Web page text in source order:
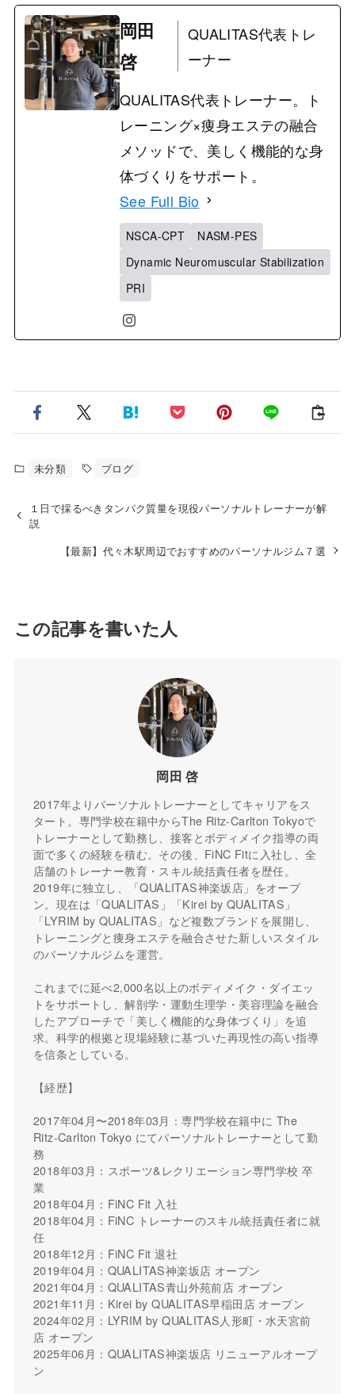
岡田
啓
QUALITAS代表トレ
ーナー
QUALITAS代表トレーナー。ト
レーニング×痩身エステの融合
メソッドで、美しく機能的な身
体づくりをサポート。
See Full Bio
NSCA-CPT
NASM-PES
Dynamic Neuromuscular Stabilization
PRI
未分類 ブログ
１日で採るべきタンパク質量を現役パーソナルトレーナーが解
説
【最新】代々木駅周辺でおすすめのパーソナルジム７選
この記事を書いた人
岡田 啓
2017年よりパーソナルトレーナーとしてキャリアをス
タート。専門学校在籍中からThe Ritz-Carlton Tokyoで
トレーナーとして勤務し、接客とボディメイク指導の両
面で多くの経験を積む。その後、FiNC Fitに入社し、全
店舗のトレーナー教育・スキル統括責任者を歴任。
2019年に独立し、「QUALITAS神楽坂店」をオープ
ン。現在は「QUALITAS」「Kirei by QUALITAS」
「LYRIM by QUALITAS」など複数ブランドを展開し、
トレーニングと痩身エステを融合させた新しいスタイル
のパーソナルジムを運営。
これまでに延べ2,000名以上のボディメイク・ダイエッ
トをサポートし、解剖学・運動生理学・美容理論を融合
したアプローチで「美しく機能的な身体づくり」を追
求。科学的根拠と現場経験に基づいた再現性の高い指導
を信条としている。
【経歴】
2017年04月〜2018年03月：専門学校在籍中に The
Ritz-Carlton Tokyo にてパーソナルトレーナーとして勤
務
2018年03月：スポーツ&レクリエーション専門学校 卒
業
2018年04月：FiNC Fit 入社
2018年04月：FiNC トレーナーのスキル統括責任者に就
任
2018年12月：FiNC Fit 退社
2019年04月：QUALITAS神楽坂店 オープン
2021年04月：QUALITAS青山外苑前店 オープン
2021年11月：Kirei by QUALITAS早稲田店 オープン
2024年02月：LYRIM by QUALITAS人形町・水天宮前
店 オープン
2025年06月：QUALITAS神楽坂店 リニューアルオープ
ン